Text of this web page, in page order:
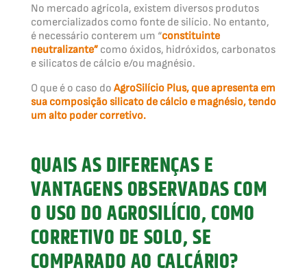
No mercado agrícola, existem diversos produtos
comercializados como fonte de silício. No entanto,
é necessário conterem um “constituinte
neutralizante”como óxidos, hidróxidos, carbonatos
e silicatos de cálcio e/ou magnésio.
O que é o caso do AgroSilício Plus, que apresenta em
sua composição silicato de cálcio e magnésio, tendo
um alto poder corretivo.
QUAIS AS DIFERENÇAS E
VANTAGENS OBSERVADAS COM
O USO DO AGROSILÍCIO, COMO
CORRETIVO DE SOLO, SE
COMPARADO AO CALCÁRIO?